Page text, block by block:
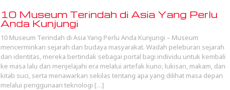
10 Museum Terindah di Asia Yang Perlu
Anda Kunjungi
10 Museum Terindah di Asia Yang Perlu Anda Kunjungi – Museum
mencerminkan sejarah dan budaya masyarakat. Wadah peleburan sejarah
dan identitas, mereka bertindak sebagai portal bagi individu untuk kembali
ke masa lalu dan menjelajahi era melalui artefak kuno, lukisan, makam, dan
kitab suci, serta menawarkan sekilas tentang apa yang dilihat masa depan
melalui penggunaan teknologi […]